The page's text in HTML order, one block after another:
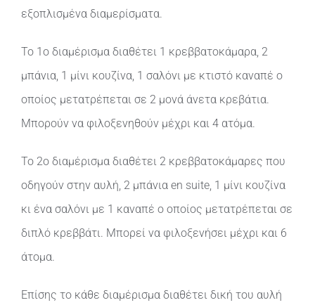
εξοπλισμένα διαμερίσματα.
Το 1ο διαμέρισμα διαθέτει 1 κρεββατοκάμαρα, 2
μπάνια, 1 μίνι κουζίνα, 1 σαλόνι με κτιστό καναπέ ο
οποίος μετατρέπεται σε 2 μονά άνετα κρεβάτια.
Μπορούν να φιλοξενηθούν μέχρι και 4 ατόμα.
Το 2ο διαμέρισμα διαθέτει 2 κρεββατοκάμαρες που
οδηγούν στην αυλή, 2 μπάνια en suite, 1 μίνι κουζίνα
κι ένα σαλόνι με 1 καναπέ ο οποίος μετατρέπεται σε
διπλό κρεββάτι. Μπορεί να φιλοξενήσει μέχρι και 6
άτομα.
Επίσης το κάθε διαμέρισμα διαθέτει δική του αυλή